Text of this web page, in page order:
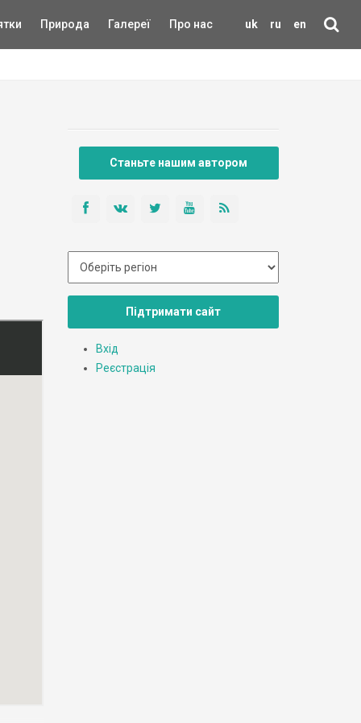
uk ru en
Природа Галереї Про нас
Станьте нашим автором
Підтримати сайт
Вхід
Реєстрація